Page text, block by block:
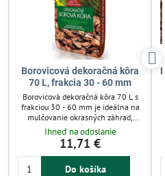
Borovicová dekoračná kôra
70 L, frakcia 30 - 60 mm
Borovicová dekoračná kôra 70 L s
frakciou 30 - 60 mm je ideálna na
mulčovanie okrasných záhrad,
kvetinových záhonov aj pri
stromoch a kríkoch. Bráni rastu
burín, chráni pôdu pred mrazom a
vysychaním. Zlepšuje udržanie
vlhkosti a podporuje zdravý rast
Ihneď na odoslanie
11,71 €
Do košíka